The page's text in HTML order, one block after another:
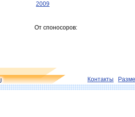
2009
От споносоров:
Контакты